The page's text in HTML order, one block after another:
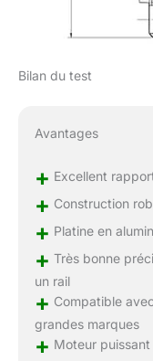
Bilan du test
Avantages
+ Excellent
+ Construction
+ Platine en
+ Très bonne
un rail
+ Compatible
grandes marques
+ Moteur